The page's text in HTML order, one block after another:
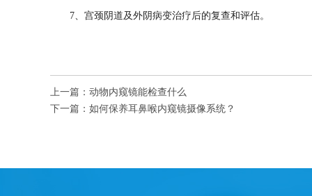
7、宫颈阴道及外阴病变治疗后的复查和评估。
上一篇： 动物内窥镜能检查什么
下一篇： 如何保养耳鼻喉内窥镜摄像系统？